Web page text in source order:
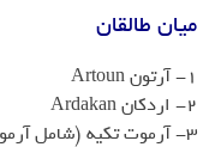
میان طالقان
۱- آرتون Artoun
2- اردکان Ardakan
3- آرموت تکیه (شامل آرموت و تکیه آرموت) Armouttekieh